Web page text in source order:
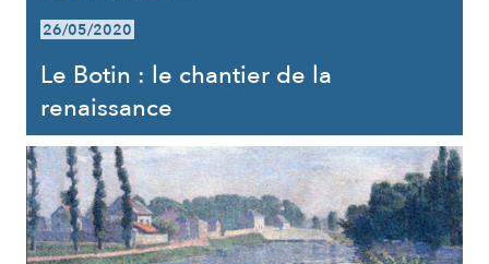
26/05/2020
Le Botin : le chantier de la
renaissance